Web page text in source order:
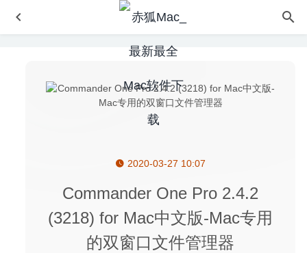
2020-03-27 10:07
Commander One Pro 2.4.2
(3218) for Mac中文版-Mac专用
的双窗口文件管理器
Adobe Prelude 2020 9.0.1 中文版-元数据采集记录粗剪工
Folder Factory 5.7.8 – 小巧的文件夹图标修改工具
SQLPro Studio 2020.39 – 多用途数据库管理工具